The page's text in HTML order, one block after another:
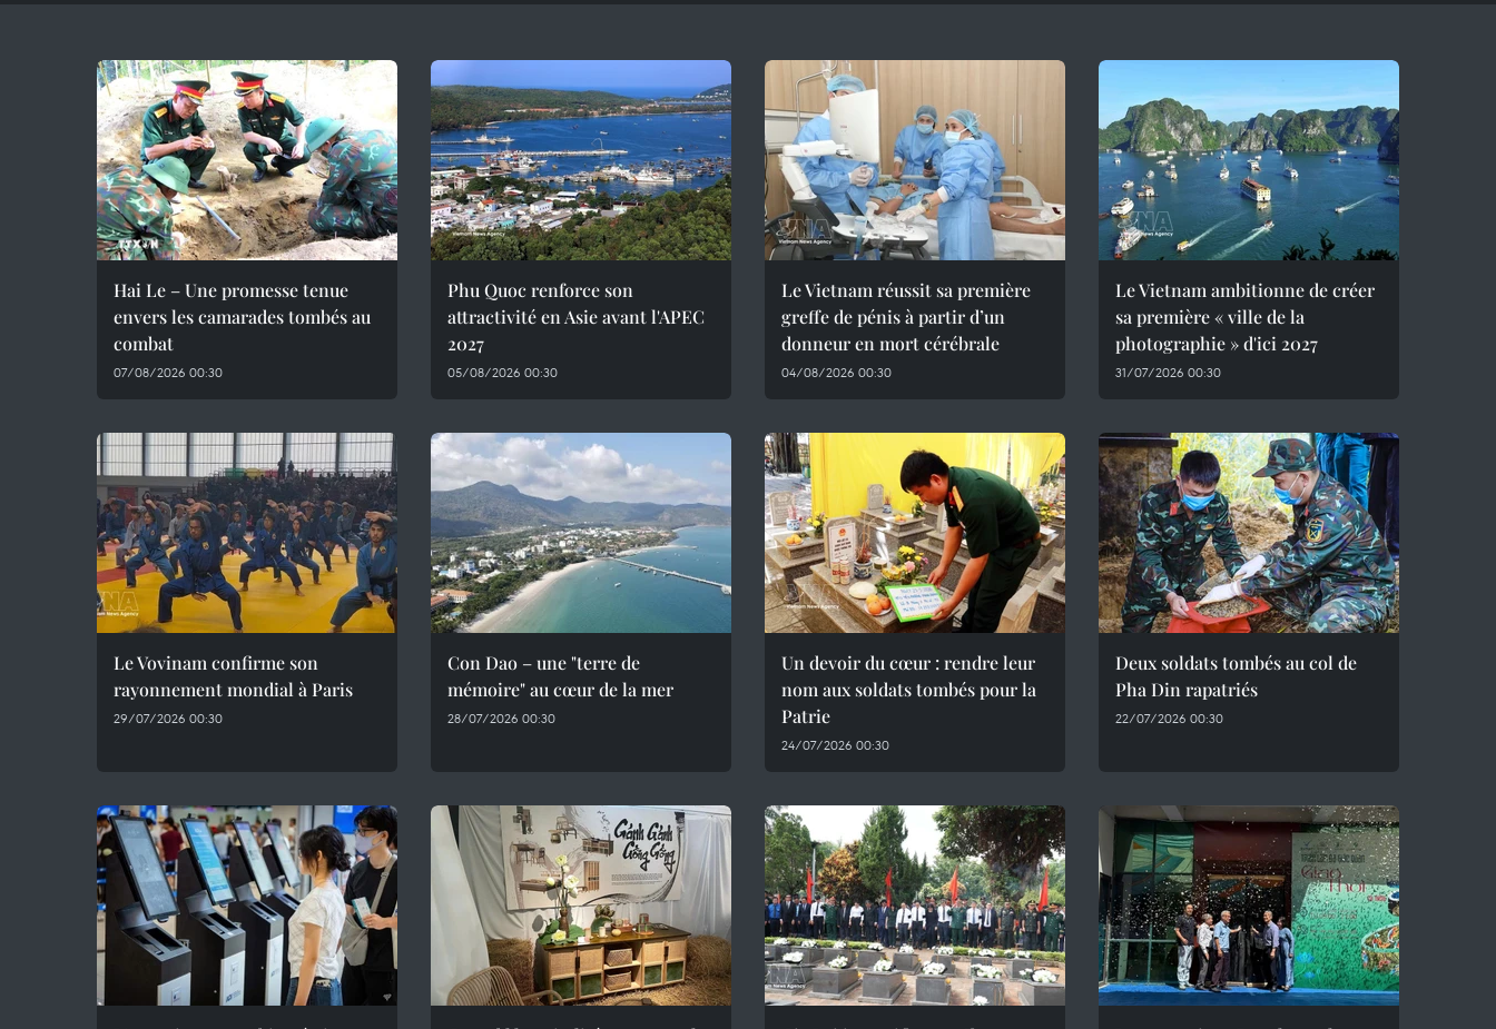
Hai Le – Une promesse tenue
envers les camarades tombés au
combat
07/08/2026 00:30
Phu Quoc renforce son
attractivité en Asie avant l'APEC
2027
05/08/2026 00:30
Le Vietnam réussit sa première
greffe de pénis à partir d’un
donneur en mort cérébrale
04/08/2026 00:30
Le Vietnam ambitionne de créer
sa première « ville de la
photographie » d'ici 2027
31/07/2026 00:30
Le Vovinam confirme son
rayonnement mondial à Paris
29/07/2026 00:30
Con Dao – une "terre de
mémoire" au cœur de la mer
28/07/2026 00:30
Un devoir du cœur : rendre leur
nom aux soldats tombés pour la
Patrie
24/07/2026 00:30
Deux soldats tombés au col de
Pha Din rapatriés
22/07/2026 00:30